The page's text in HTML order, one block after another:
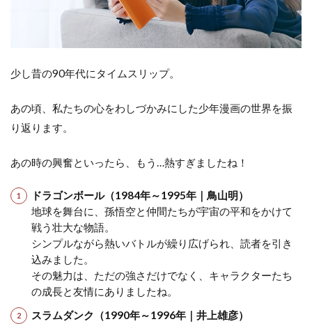
少し昔の90年代にタイムスリップ。
あの頃、私たちの心をわしづかみにした少年漫画の世界を振
り返ります。
あの時の興奮といったら、もう…熱すぎましたね！
ドラゴンボール（1984年～1995年｜鳥山明）
地球を舞台に、孫悟空と仲間たちが宇宙の平和をかけて
戦う壮大な物語。
シンプルながら熱いバトルが繰り広げられ、読者を引き
込みました。
その魅力は、ただの強さだけでなく、キャラクターたち
の成長と友情にありましたね。
スラムダンク（1990年～1996年｜井上雄彦）